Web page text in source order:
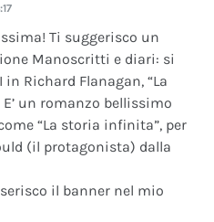
Ti suggerisco un
Manoscritti e diari: si
in Richard Flanagan, “La
un romanzo bellissimo
“La storia infinita”, per
(il protagonista) dalla
il banner nel mio